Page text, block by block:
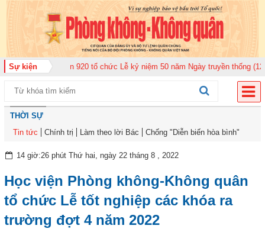
Sự kiện
Không quân 920 tổ chức Lễ kỷ niệm 50 năm Ngày truyền thống (12-11-
THỜI SỰ
Tin tức
Chính trị Làm theo lời Bác Chống "Diễn biến hòa bình"
14 giờ:26 phút Thứ hai, ngày 22 tháng 8 , 2022
Học viện Phòng không-Không quân
tổ chức Lễ tốt nghiệp các khóa ra
trường đợt 4 năm 2022